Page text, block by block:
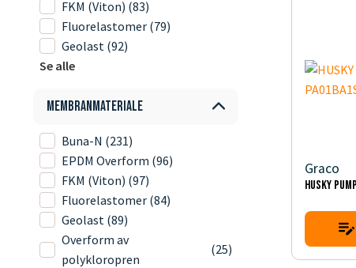
FKM (Viton) (83)
Fluorelastomer (79)
Geolast (92)
Se alle
Membranmateriale
Buna-N (231)
EPDM Overform (96)
FKM (Viton) (97)
Fluorelastomer (84)
Geolast (89)
Overform av
polykloropren
(25)
Graco
HUSKY